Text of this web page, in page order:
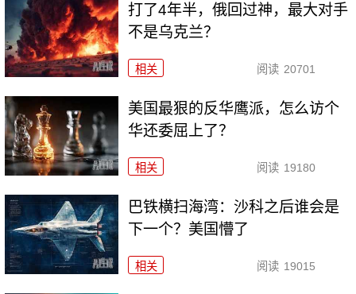
打了4年半，俄回过神，最大对手
不是乌克兰？
相关 阅读 20701
美国最狠的反华鹰派，怎么访个
华还委屈上了？
相关 阅读 19180
巴铁横扫海湾：沙科之后谁会是
下一个？美国懵了
相关 阅读 19015